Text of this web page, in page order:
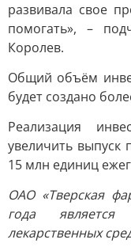
развивала свое
помогать», –
Королев.
Общий объём
будет создано
Реализация
увеличить выпуск
15 млн единиц
ОАО «Тверская
года является
лекарственных